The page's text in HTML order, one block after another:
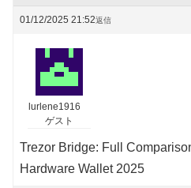
01/12/2025 21:52返信
lurlene1916
ゲスト
Trezor Bridge: Full
Hardware Wallet 2025